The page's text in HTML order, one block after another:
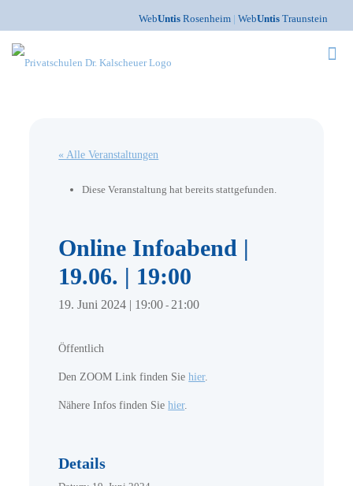
WebUntis Rosenheim | WebUntis Traunstein
« Alle Veranstaltungen
Diese Veranstaltung hat bereits stattgefunden.
Online Infoabend |
19.06. | 19:00
19. Juni 2024 | 19:00 -21:00
Öffentlich
Den ZOOM Link finden Siehier.
Nähere Infos finden Siehier.
Details